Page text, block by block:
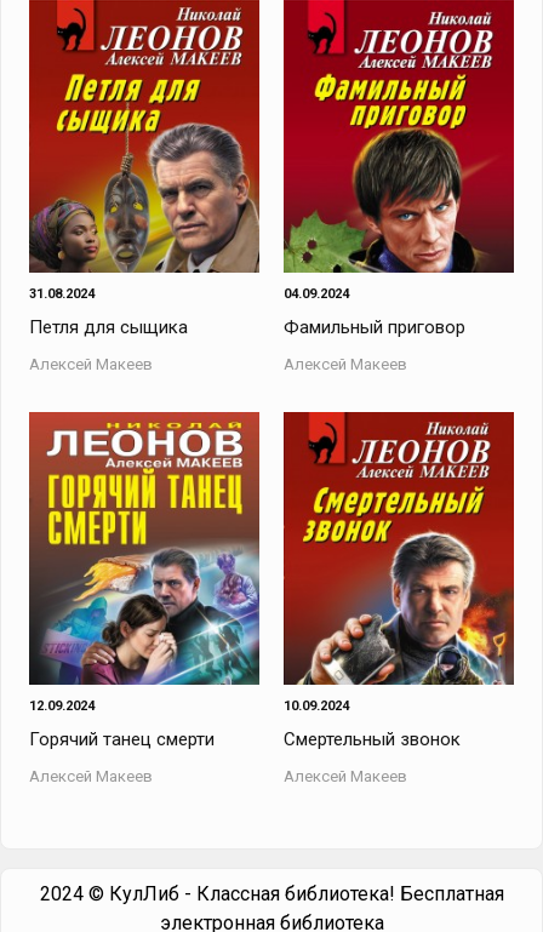
31.08.2024
Петля для сыщика
Алексей Макеев
04.09.2024
Фамильный приговор
Алексей Макеев
12.09.2024
Горячий танец смерти
Алексей Макеев
10.09.2024
Смертельный звонок
Алексей Макеев
2024 © КулЛиб - Классная библиотека! Бесплатная
электронная библиотека